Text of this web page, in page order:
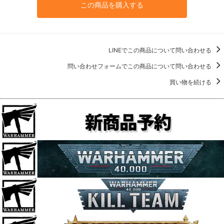
この商品を購入する
LINEでこの商品について問い合わせる
問い合わせフォームでこの商品について問い合わせる
買い物を続ける